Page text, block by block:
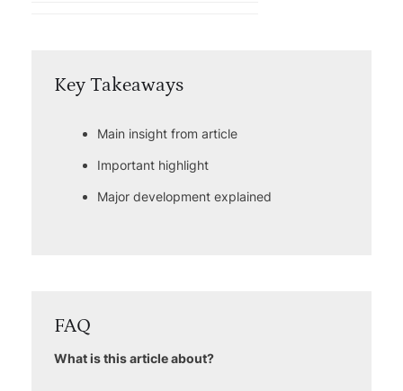
Key Takeaways
Main insight from article
Important highlight
Major development explained
FAQ
What is this article about?